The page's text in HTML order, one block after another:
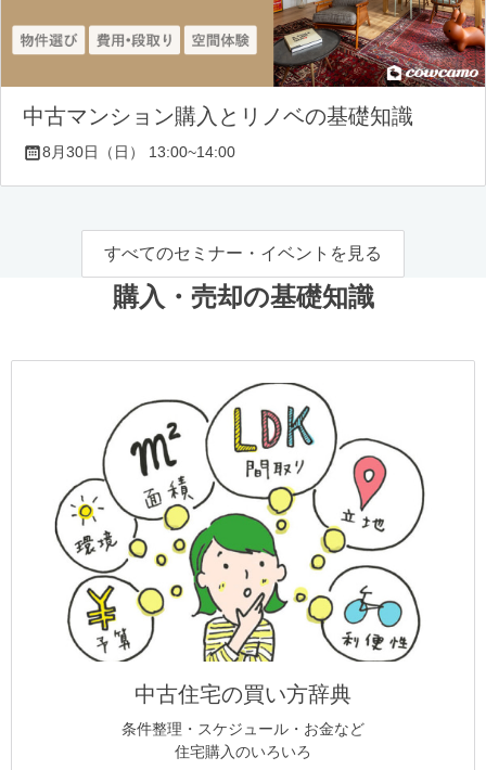
中古マンション購入とリノベの基礎知識
8月30日（日） 13:00~14:00
すべてのセミナー・イベントを見る
購入・売却の基礎知識
中古住宅の買い方辞典
条件整理・スケジュール・お金など
住宅購入のいろいろ